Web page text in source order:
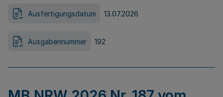
Ausfertigungsdatum 13.07.2026
Ausgabennummer 192